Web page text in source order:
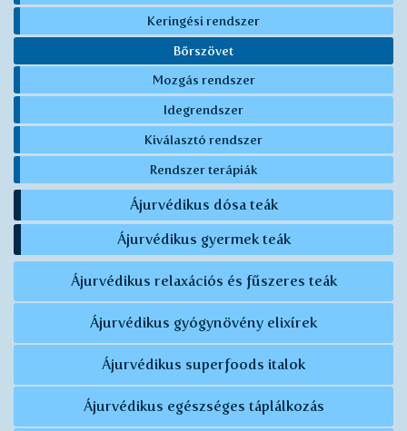
Keringési rendszer
Bőrszövet
Mozgás rendszer
Idegrendszer
Kiválasztó rendszer
Rendszer terápiák
Ájurvédikus dósa teák
Ájurvédikus gyermek teák
Ájurvédikus relaxációs és fűszeres teák
Ájurvédikus gyógynövény elixírek
Ájurvédikus superfoods italok
Ájurvédikus egészséges táplálkozás